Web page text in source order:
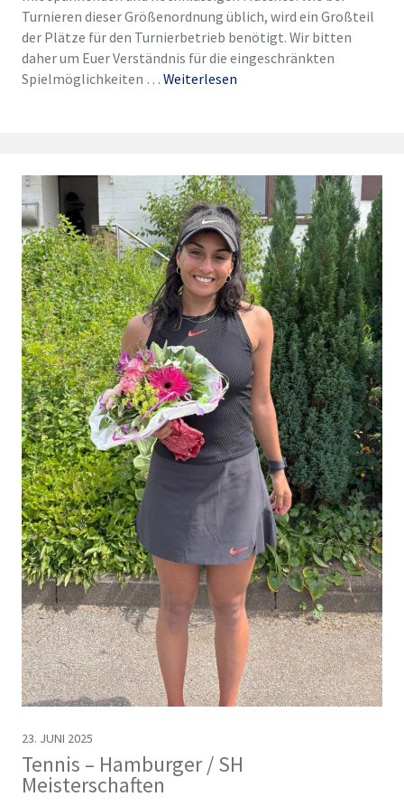
Turnieren dieser Größenordnung üblich, wird ein Großteil
der Plätze für den Turnierbetrieb benötigt. Wir bitten
daher um Euer Verständnis für die eingeschränkten
Spielmöglichkeiten … Weiterlesen
Tennis – Hamburger / SH
Meisterschaften
23. JUNI 2025